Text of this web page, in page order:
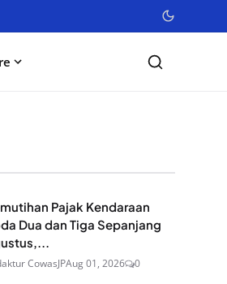
Pajak Kendaraan
Dua dan Tiga Sepanjang
CowasJPAug 01, 2026 0